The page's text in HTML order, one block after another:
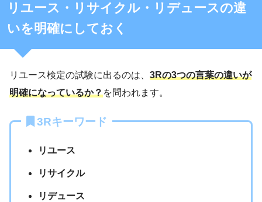
リユース・リサイクル・リデュースの違
いを明確にしておく
リユース検定の試験に出るのは、 3Rの3つの言葉の違いが
明確になっているか？を問われます。
3Rキーワード
リユース
リサイクル
リデュース